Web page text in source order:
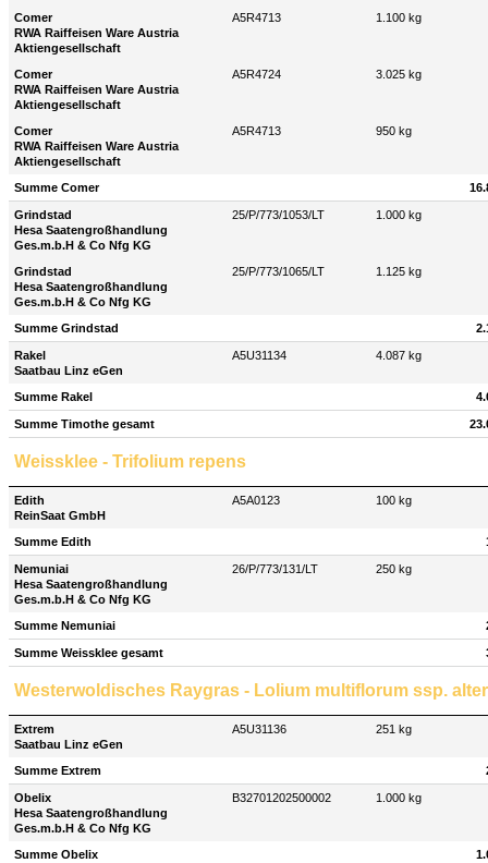
Comer
RWA Raiffeisen Ware Austria
Aktiengesellschaft
A5R4713 1.100 kg
Comer
RWA Raiffeisen Ware Austria
Aktiengesellschaft
A5R4724 3.025 kg
Comer
RWA Raiffeisen Ware Austria
Aktiengesellschaft
A5R4713 950 kg
Summe Comer
Grindstad
Hesa Saatengroßhandlung
Ges.m.b.H & Co Nfg KG
25/P/773/1053/LT 1.000 kg
Grindstad
Hesa Saatengroßhandlung
Ges.m.b.H & Co Nfg KG
25/P/773/1065/LT 1.125 kg
Summe Grindstad
Rakel
Saatbau Linz eGen
A5U31134 4.087 kg
Summe Rakel
Summe Timothe gesamt
Weissklee - Trifolium repens
Edith
ReinSaat GmbH
A5A0123 100 kg
Summe Edith
Nemuniai
Hesa Saatengroßhandlung
Ges.m.b.H & Co Nfg KG
26/P/773/131/LT 250 kg
Summe Nemuniai
Summe Weissklee gesamt
Westerwoldisches Raygras - Lolium multiflorum ssp.
Extrem
Saatbau Linz eGen
A5U31136 251 kg
Summe Extrem
Obelix
Hesa Saatengroßhandlung
Ges.m.b.H & Co Nfg KG
B32701202500002 1.000 kg
Summe Obelix